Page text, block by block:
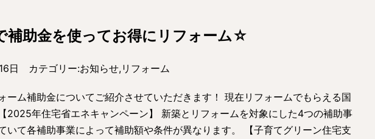
補助金を使ってお得にリフォーム☆
日 カテゴリー:お知らせ,リフォーム
ーム補助金についてご紹介させていただきます！ 現在リフォームでもらえる国
2025年住宅省エネキャンペーン】 新築とリフォームを対象にした4つの補助事
いて各補助事業によって補助額や条件が異なります。 【子育てグリーン住宅支